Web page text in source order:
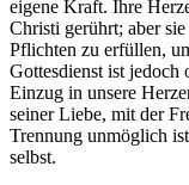
eigene Kraft. Ihre
Christi gerührt; aber
Pflichten zu erfüllen,
Gottesdienst ist jedoch
Einzug in unsere
seiner Liebe, mit der
Trennung unmöglich
selbst.